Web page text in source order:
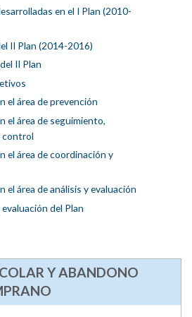
en el I Plan (2010-
II Plan (2014-2016)
II Plan
el área de prevención
el área de seguimiento,
control
el área de coordinación y
el área de análisis y evaluación
del Plan
Y ABANDONO